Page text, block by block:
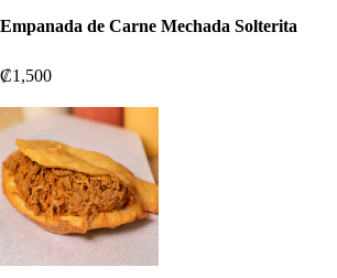
Empanada de Carne Mechada Solterita
₡1,500